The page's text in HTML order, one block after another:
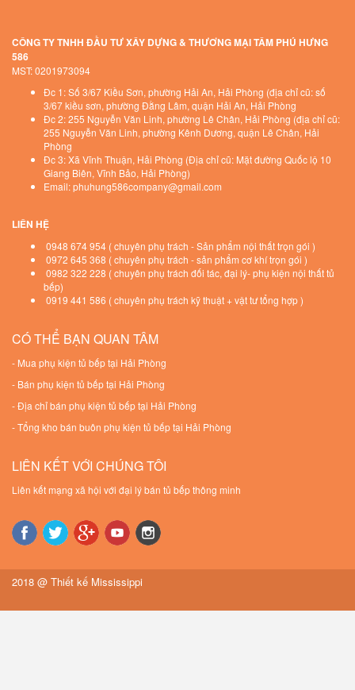
CÔNG TY TNHH ĐẦU TƯ XÂY DỰNG & THƯƠNG MẠI TÂM PHÚ HƯNG
586
MST: 0201973094
Đc 1: Số 3/67 Kiều Sơn, phường Hải An, Hải Phòng (địa chỉ cũ: số
3/67 kiều sơn, phường Đằng Lâm, quận Hải An, Hải Phòng
Đc 2: 255 Nguyễn Văn Linh, phường Lê Chân, Hải Phòng (địa chỉ cũ:
255 Nguyễn Văn Linh, phường Kênh Dương, quận Lê Chân, Hải
Phòng
Đc 3: Xã Vĩnh Thuận, Hải Phòng (Địa chỉ cũ: Mặt đường Quốc lộ 10
Giang Biên, Vĩnh Bảo, Hải Phòng)
Email: phuhung586company@gmail.com
LIÊN HỆ
0948 674 954 ( chuyên phụ trách - Sản phẩm nội thất trọn gói )
0972 645 368 ( chuyên phụ trách - sản phẩm cơ khí trọn gói )
0982 322 228 ( chuyên phụ trách đối tác, đại lý- phụ kiện nội thất tủ
bếp)
0919 441 586 ( chuyên phụ trách kỹ thuật + vật tư tổng hợp )
CÓ THỂ BẠN QUAN TÂM
- Mua phụ kiện tủ bếp tại Hải Phòng
- Bán phụ kiện tủ bếp tại Hải Phòng
-Địa chỉ bán phụ kiện tủ bếp tại Hải Phòng
-Tổng kho bán buôn phụ kiện tủ bếp tại Hải Phòng
LIÊN KẾT VỚI CHÚNG TÔI
Liên kết mạng xã hội với đại lý bán tủ bếp thông minh
2018 @ Thiết kế Mississippi